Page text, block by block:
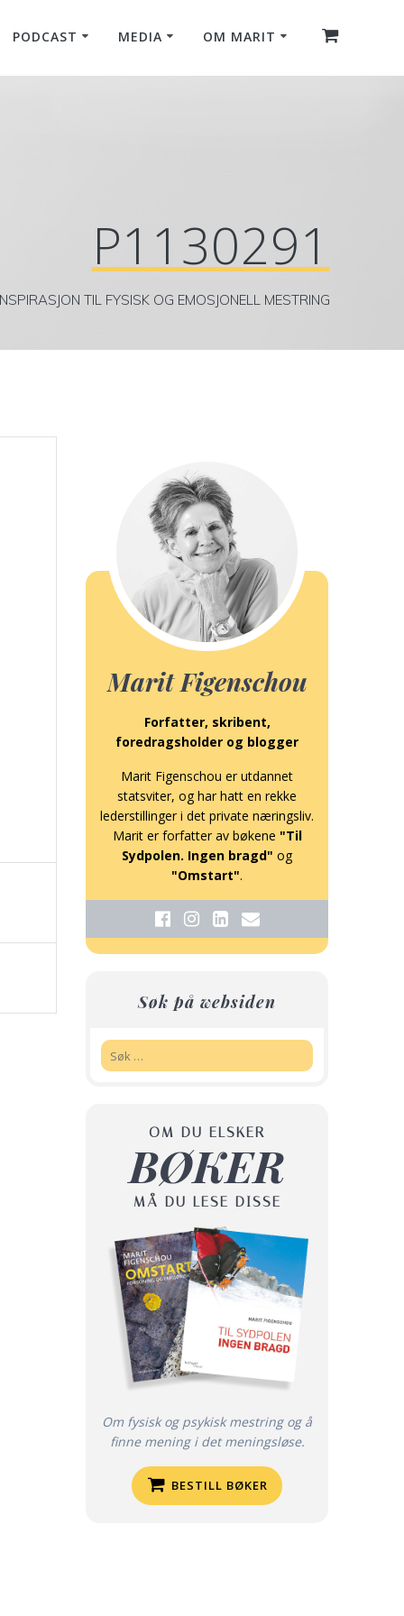
PODCAST MEDIA OM MARIT
P1130291
TIL FYSISK OG EMOSJONELL MESTRING
Marit Figenschou
Forfatter, skribent,
foredragsholder og blogger
Marit Figenschou er utdannet
statsviter, og har hatt en rekke
lederstillinger i det private næringsliv.
Marit er forfatter av bøkene "Til
Sydpolen. Ingen bragd" og
"Omstart".
Søk på websiden
OM DU ELSKER
BØKER
MÅ DU LESE DISSE
Om fysisk og psykisk mestring og å
finne mening i det meningsløse.
BESTILL BØKER